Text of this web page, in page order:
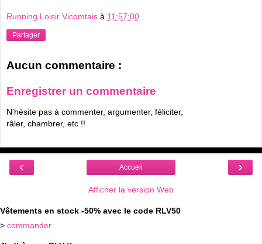
Running Loisir Vicomtais à 11:57:00
Partager
Aucun commentaire :
Enregistrer un commentaire
N'hésite pas à commenter, argumenter, féliciter,
râler, chambrer, etc !!
‹ ›
Accueil
Afficher la version Web
Vêtements en stock -50% avec le code RLV50
> commander